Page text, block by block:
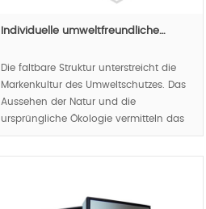
Individuelle umweltfreundliche…
Die faltbare Struktur unterstreicht die
Markenkultur des Umweltschutzes. Das
Aussehen der Natur und die
ursprüngliche Ökologie vermitteln das
Konzept der natürlichen Gesundheit der